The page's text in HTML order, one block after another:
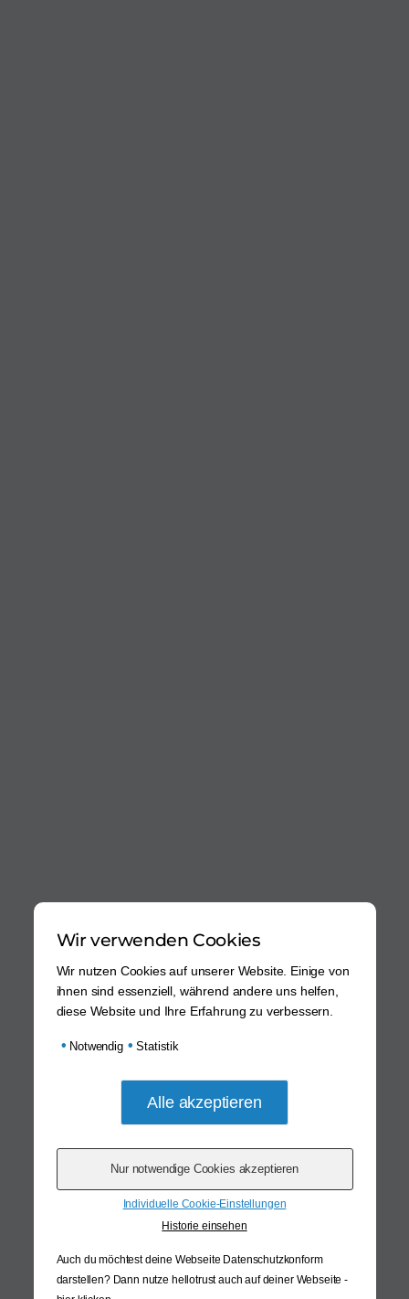
Wir verwenden Cookies
Wir nutzen Cookies auf unserer Website. Einige von
ihnen sind essenziell, während andere uns helfen,
diese Website und Ihre Erfahrung zu verbessern.
• Notwendig • Statistik
Individuelle Cookie-Einstellungen
Historie einsehen
Auch du möchtest deine Webseite Datenschutzkonform
darstellen? Dann nutze hellotrust auch auf deiner Webseite -